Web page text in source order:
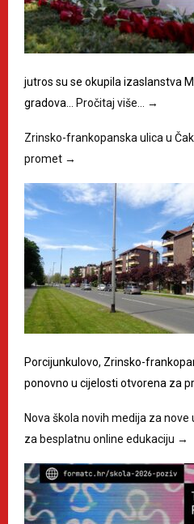
jutros su se okupila izaslanstva
gradova… Pročitaj više… →
Zrinsko-frankopanska ulica u
promet →
Porcijunkulovo, Zrinsko-
ponovno u cijelosti otvorena za
Nova škola novih medija za
za besplatnu online edukaciju →